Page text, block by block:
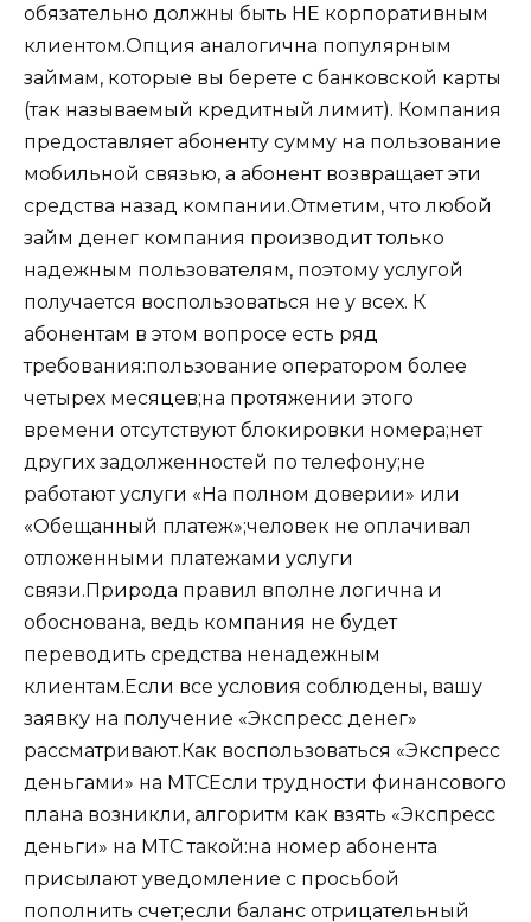
обязательно должны быть НЕ корпоративным
клиентом.Опция аналогична популярным
займам, которые вы берете с банковской карты
(так называемый кредитный лимит). Компания
предоставляет абоненту сумму на пользование
мобильной связью, а абонент возвращает эти
средства назад компании.Отметим, что любой
займ денег компания производит только
надежным пользователям, поэтому услугой
получается воспользоваться не у всех. К
абонентам в этом вопросе есть ряд
требования:пользование оператором более
четырех месяцев;на протяжении этого
времени отсутствуют блокировки номера;нет
других задолженностей по телефону;не
работают услуги «На полном доверии» или
«Обещанный платеж»;человек не оплачивал
отложенными платежами услуги
связи.Природа правил вполне логична и
обоснована, ведь компания не будет
переводить средства ненадежным
клиентам.Если все условия соблюдены, вашу
заявку на получение «Экспресс денег»
рассматривают.Как воспользоваться «Экспресс
деньгами» на МТСЕсли трудности финансового
плана возникли, алгоритм как взять «Экспресс
деньги» на МТС такой:на номер абонента
присылают уведомление с просьбой
пополнить счет;если баланс отрицательный